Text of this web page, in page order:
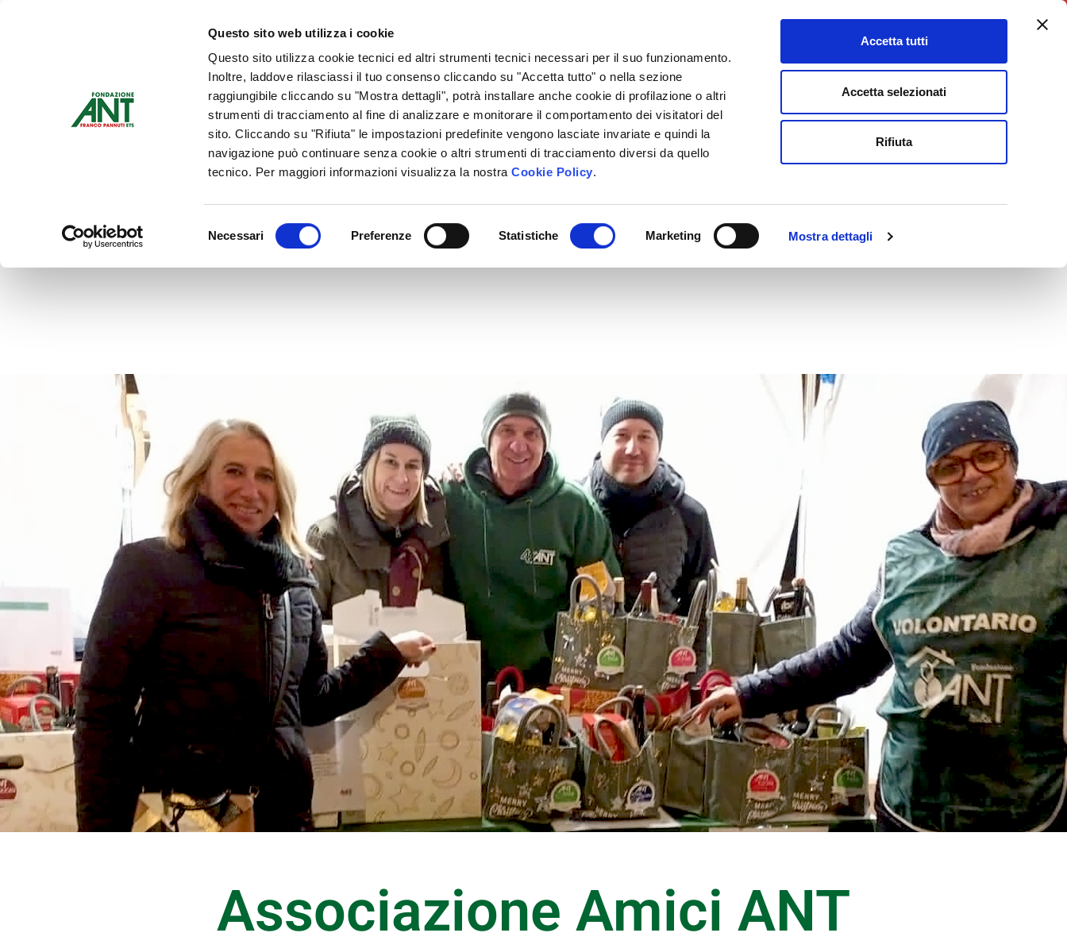
Questo sito web utilizza i cookie
Questo sito utilizza cookie tecnici ed altri strumenti tecnici necessari per il suo funzionamento.
Inoltre, laddove rilasciassi il tuo consenso cliccando su "Accetta tutto" o nella sezione
raggiungibile cliccando su "Mostra dettagli", potrà installare anche cookie di profilazione o altri
strumenti di tracciamento al fine di analizzare e monitorare il comportamento dei visitatori del
sito. Cliccando su "Rifiuta" le impostazioni predefinite vengono lasciate invariate e quindi la
navigazione può continuare senza cookie o altri strumenti di tracciamento diversi da quello
tecnico. Per maggiori informazioni visualizza la nostraCookie Policy.
del
Necessari Preferenze Statistiche Marketing Mostra dettagli
Accetta tutti
Accetta selezionati
Rifiuta
Charity Point
Chi siamo
Sedi Locali
Contattaci
DONA ORA
Associazione Amici ANT